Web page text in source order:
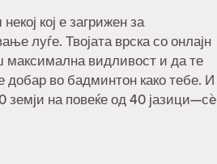
кој е загрижен за
луѓе. Твојата врска со онлајн
видливост и да те
добар во бадминтон како тебе. И
земји на повеќе од 40 јазици—сè